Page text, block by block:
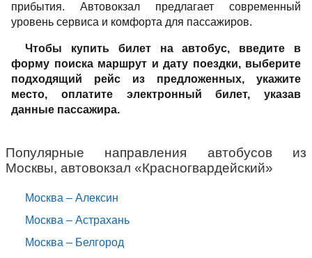
прибытия. Автовокзал предлагает современный
уровень сервиса и комфорта для пассажиров.
Чтобы купить билет на автобус, введите в
форму поиска маршрут и дату поездки, выберите
подходящий рейс из предложенных, укажите
место, оплатите электронный билет, указав
данные пассажира.
Популярные направления автобусов из
Москвы, автовокзал «Красногвардейский»
Москва – Алексин
Москва – Астрахань
Москва – Белгород